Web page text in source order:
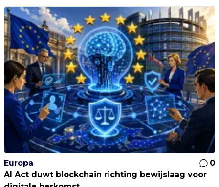
Europa
0
AI Act duwt blockchain richting bewijslaag voor